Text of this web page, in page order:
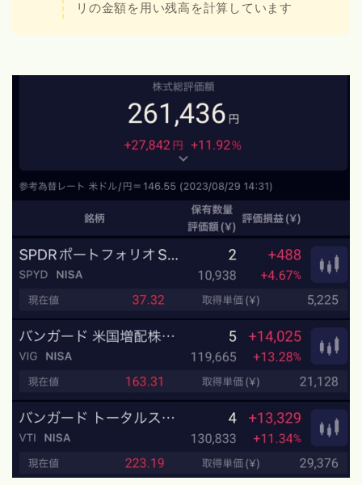
リの金額を用い残高を計算しています